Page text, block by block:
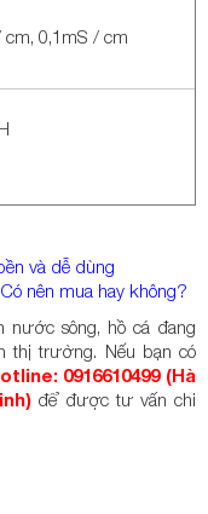
0,1mS / cm
và dễ dùng
nên mua hay không?
nước sông, hồ cá đang
thị trường. Nếu bạn có
0916610499 (Hà
để được tư vấn chi